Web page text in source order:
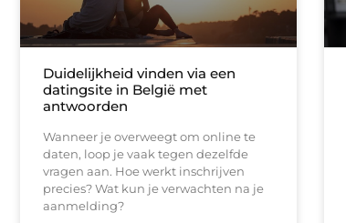
Duidelijkheid vinden via een
datingsite in België met
antwoorden
Wanneer je overweegt om online te
daten, loop je vaak tegen dezelfde
vragen aan. Hoe werkt inschrijven
precies? Wat kun je verwachten na je
aanmelding?